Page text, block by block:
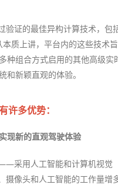
验证的最佳异构计算技术，包
质上讲，平台内的这些技术
种组合方式启用的其他高级
和新颖直观的体验。
许多优势：
现新的直观驾驶体验
采用人工智能和计算机视觉
像头和人工智能的工作量增